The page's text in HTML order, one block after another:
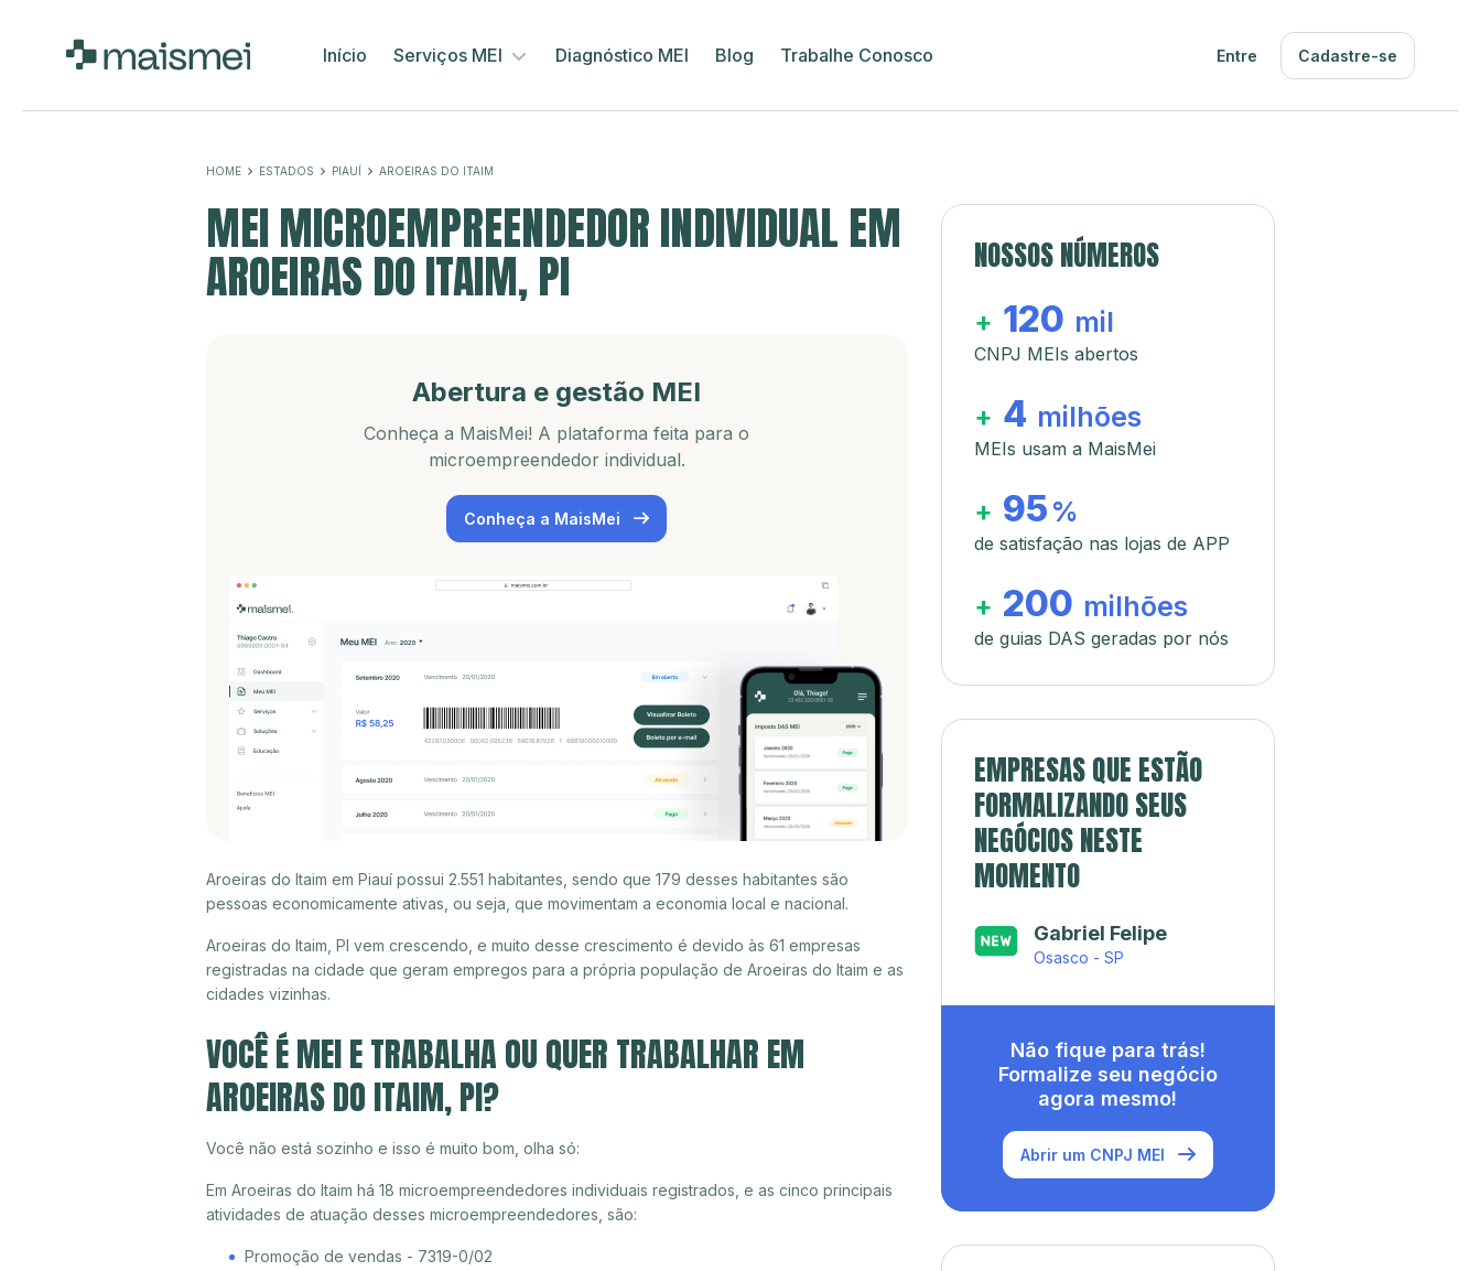
Início Serviços MEI Diagnóstico MEI Blog Trabalhe Conosco Entre Cadastre-se
HOME ESTADOS PIAUÍ AROEIRAS DO ITAIM
MEI MICROEMPREENDEDOR INDIVIDUAL EM
AROEIRAS DO ITAIM, PI
Abertura e gestão MEI
Conheça a MaisMei! A plataforma feita para o
microempreendedor individual.
Conheça a MaisMei
Aroeiras do Itaim em Piauí possui 2.551 habitantes, sendo que 179 desses habitantes são
pessoas economicamente ativas, ou seja, que movimentam a economia local e nacional.
Aroeiras do Itaim, PI vem crescendo, e muito desse crescimento é devido às 61 empresas
registradas na cidade que geram empregos para a própria população de Aroeiras do Itaim e as
cidades vizinhas.
VOCÊ É MEI E TRABALHA OU QUER TRABALHAR EM
AROEIRAS DO ITAIM, PI?
Você não está sozinho e isso é muito bom, olha só:
Em Aroeiras do Itaim há 18 microempreendedores individuais registrados, e as cinco principais
atividades de atuação desses microempreendedores, são:
Promoção de vendas - 7319-0/02
NOSSOS NÚMEROS
+ 120 mil
CNPJ MEIs abertos
+ 4 milhões
MEIs usam a MaisMei
+ 95 %
de satisfação nas lojas de APP
+ 200 milhões
de guias DAS geradas por nós
EMPRESAS QUE ESTÃO
FORMALIZANDO SEUS
NEGÓCIOS NESTE
MOMENTO
Gabriel Felipe
Osasco - SP
Não fique para trás!
Formalize seu negócio
agora mesmo!
Abrir um CNPJ MEI